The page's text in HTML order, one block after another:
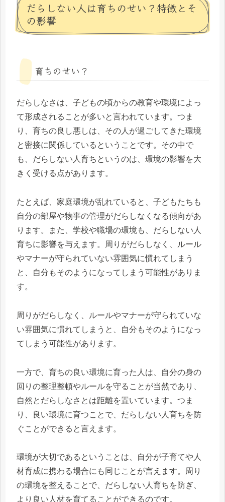
だらしない人は育ちのせい？特徴とそ
の影響
育ちのせい？
だらしなさは、子どもの頃からの教育や環境によっ
て形成されることが多いと言われています。つま
り、育ちの良し悪しは、その人が過ごしてきた環境
と密接に関係しているということです。その中で
も、だらしない人育ちというのは、環境の影響を大
きく受ける点があります。
たとえば、家庭環境が乱れていると、子どもたちも
自分の部屋や物事の管理がだらしなくなる傾向があ
ります。また、学校や職場の環境も、だらしない人
育ちに影響を与えます。周りがだらしなく、ルール
やマナーが守られていない雰囲気に慣れてしまう
と、自分もそのようになってしまう可能性がありま
す。
周りがだらしなく、ルールやマナーが守られていな
い雰囲気に慣れてしまうと、自分もそのようになっ
てしまう可能性があります。
一方で、育ちの良い環境に育った人は、自分の身の
回りの整理整頓やルールを守ることが当然であり、
自然とだらしなさとは距離を置いています。つま
り、良い環境に育つことで、だらしない人育ちを防
ぐことができると言えます。
環境が大切であるということは、自分が子育てや人
材育成に携わる場合にも同じことが言えます。周り
の環境を整えることで、だらしない人育ちを防ぎ、
より良い人材を育てることができるのです。